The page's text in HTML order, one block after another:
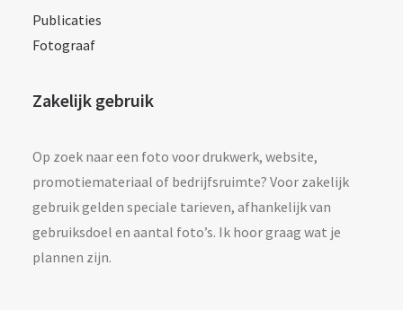
Publicaties
Fotograaf
Zakelijk gebruik
Op zoek naar een foto voor drukwerk, website,
promotiemateriaal of bedrijfsruimte? Voor zakelijk
gebruik gelden speciale tarieven, afhankelijk van
gebruiksdoel en aantal foto’s. Ik hoor graag wat je
plannen zijn.